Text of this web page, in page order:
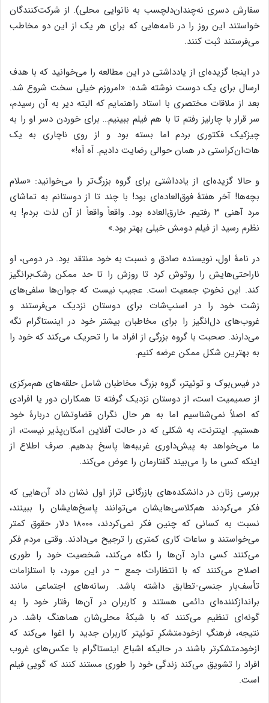
سفارش دسری نه‌چندان‌دلچسب به نانوایی محلی). از شرکت‌کنندگان
خواستند این روز را در نامه‌هایی که برای هر یک از این دو مخاطب
می‌فرستند ثبت کنند.
در اینجا گزیده‌ای از یادداشتی در این مطالعه را می‌خوانید که با هدف
ارسال برای یک دوست نوشته شده: «امروزم خیلی سخت شروع شد.
بعد از ملاقات مختصری با استاد راهنمایم که البته دیر به آن رسیدم،
سر قرار با چارلیز رفتم تا با هم فیلم ببینیم… برای خوردن دسر او را به
چیزکیک فکتوری بردم اما بسته بود و از روی ناچاری به یک
هات‌ان‌کراستی در همان حوالی رضایت دادیم. اَه اَه!»
و حالا گزیده‌ای از یادداشتی برای گروه بزرگ‌تر را می‌خوانید: «سلام
بچه‌ها! آخر هفتۀ فوق‌العاده‌ای بود! با چند تا از دوستانم به تماشای
مرد آهنی ۳ رفتیم. خارق‌العاده بود. واقعاً واقعاً از آن لذت بردم! به
نظرم رسید از فیلم دومش خیلی بهتر بود.»
در نامۀ اول، نویسنده صادق و نسبت به خود منتقد بود. در دومی، او
ناراحتی‌هایش را روتوش کرد تا روزش را تا حد ممکن رشک‌برانگیز
کند. این نخوتِ جمعیت است. عجیب نیست که جوان‌ها سلفی‌های
زشت خود را در اسنپ‌شات برای دوستان نزدیک می‌فرستند و
غروب‌های دل‌انگیز را برای مخاطبان بیشتر خود در اینستاگرام نگه
می‌دارند. صحبت با گروه بزرگی از افراد ما را تحریک می‌کند که خود را
به بهترین شکل ممکن عرضه کنیم.
در فیس‌بوک و توئیتر، گروه بزرگ مخاطبان شامل حلقه‌های هم‌مرکزی
از صمیمیت است، از دوستان نزدیک گرفته تا همکاران دور یا افرادی
که اصلاً نمی‌شناسیم اما به هر حال نگران قضاوتشان دربارۀ خود
هستیم. اینترنت، به شکلی که در حالت آفلاین امکان‌پذیر نیست، از
ما می‌خواهد به پیش‌داوری غریبه‌ها پاسخ بدهیم. صرف اطلاع از
اینکه کسی ما را می‌بیند گفتارمان را عوض می‌کند.
بررسی زنان در دانشکده‌های بازرگانی تراز اول نشان داد آن‌هایی که
فکر می‌کردند هم‌کلاسی‌هایشان می‌توانند پاسخ‌هایشان را ببینند،
نسبت به کسانی که چنین فکر نمی‌کردند، ۱۸۰۰۰ دلار حقوق کمتر
می‌خواستند و ساعات کاری کمتری را ترجیح می‌دادند. وقتی مردم فکر
می‌کنند کسی دارد آن‌ها را نگاه می‌کند، شخصیت خود را طوری
اصلاح می‌کنند که با انتظارات جمع – در این مورد، با استلزامات
تأسف‌بار جنسی-تطابق داشته باشد. رسانه‌های اجتماعی مانند
براندازکننده‌ای دائمی هستند و کاربران در آن‌ها رفتار خود را به
گونه‌ای تنظیم می‌کنند که با شبکۀ محلی‌شان هماهنگ باشد. در
نتیجه، فرهنگِ ازخودمتشکرِ توئیتر کاربران جدید را اغوا می‌کند که
ازخودمتشکرتر باشند در حالیکه اشباع اینستاگرام با عکس‌های غروب
افراد را تشویق می‌کند زندگی خود را طوری مستند کنند که گویی فیلم
است.